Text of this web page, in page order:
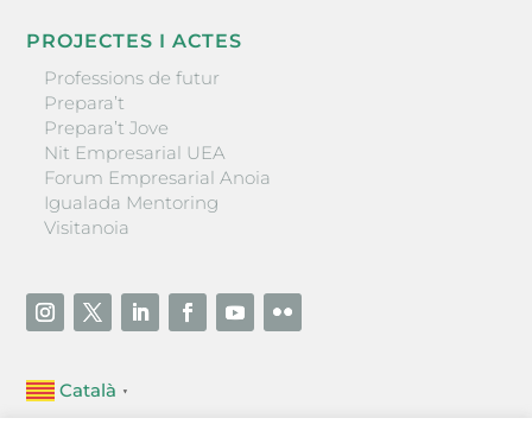
PROJECTES I ACTES
Professions de futur
Prepara’t
Prepara’t Jove
Nit Empresarial UEA
Forum Empresarial Anoia
Igualada Mentoring
Visitanoia
Català ▼